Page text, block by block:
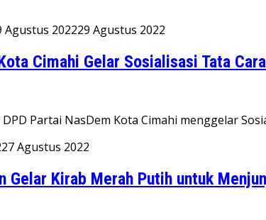
Agustus 202229 Agustus 2022
Cimahi Gelar Sosialisasi Tata
Partai NasDem Kota Cimahi menggelar
27 Agustus 2022
Gelar Kirab Merah Putih untuk